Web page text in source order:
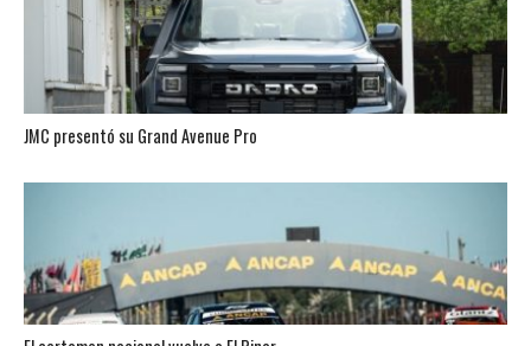
JMC presentó su Grand Avenue Pro